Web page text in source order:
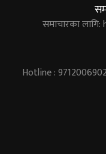
समाचारका लागि:
Hotline :